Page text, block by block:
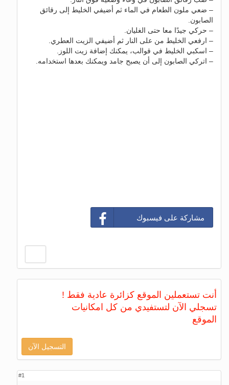
– ضعي ملون الطعام في الماء ثم أضيفي الخليط إلى رقائق
الصابون.
– حركي جيدًا معا حتى الغليان.
– ارفعي الخليط من على النار ثم أضيفي الزيت العطري.
– اسكبي الخليط في قوالب، يمكنك إضافة زيت اللوز.
– اتركي الصابون إلى أن يصبح جامد ويمكنك بعدها استخدامه.
مشاركة على فيسبوك
أنت تستعملين الموقع كزائرة عادية فقط !
تسجلي الآن لتستفيدي من كل امكانيات
الموقع
التسجيل الآن
#1